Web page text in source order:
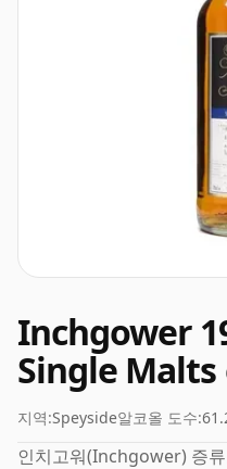
Inchgower
Single
지역:Speyside알코올 도수:
인치고워(Inchgower) 증